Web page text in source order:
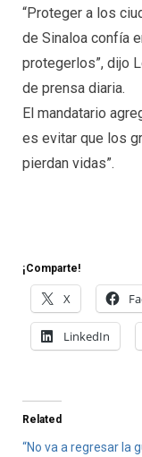
“Proteger a los
de Sinaloa confía
protegerlos”, dijo
de prensa diaria.
El mandatario
es evitar que los
pierdan vidas”.
¡Comparte!
X
LinkedIn
Related
“No va a regresar la